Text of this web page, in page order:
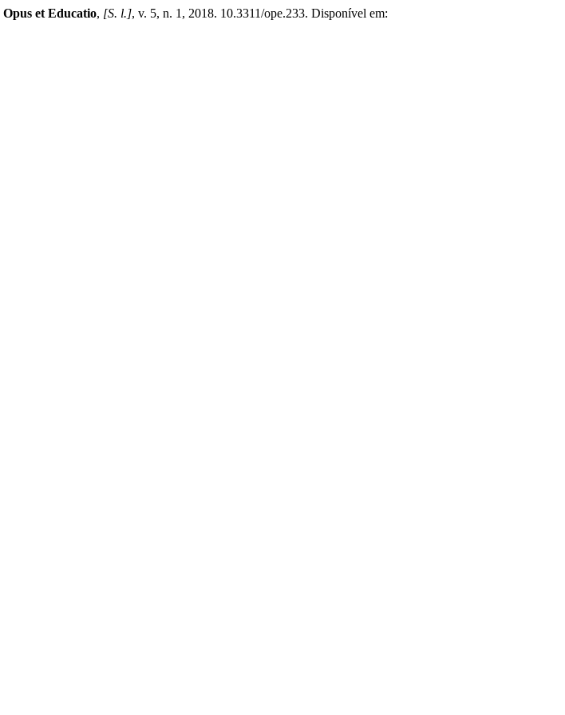
Opus et Educatio, [S. l.], v. 5, n. 1, 2018. 10.3311/ope.233. Disponível em: